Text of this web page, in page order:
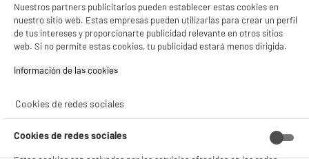
Recogida en 1h: Gratuita
Envío a domicilio: 3 - 5 días laborables
ESTAMOS EN CONTACTO
Nuestros partners publicitarios pueden establecer estas cookies en
nuestro sitio web. Estas empresas pueden utilizarlas para crear un perfil
de tus intereses y proporcionarte publicidad relevante en otros sitios
web. Si no permite estas cookies, tu publicidad estará menos dirigida.
Información de las cookies‎
Cookies de redes sociales
Cookies de redes sociales